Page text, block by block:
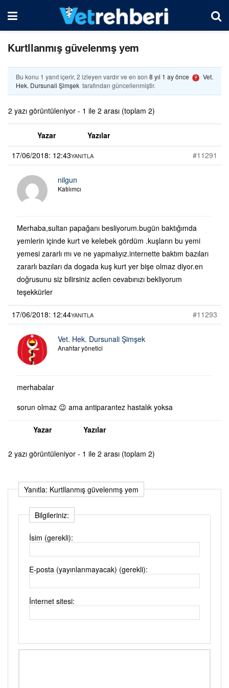
Kurtllanmış güvelenmş yem
Bu konu 1 yanıt içerir, 2 izleyen vardır ve en son 8 yıl 1 ay önce
Vet.
Hek. Dursunali Şimşek tarafından güncellenmiştir.
2 yazı görüntüleniyor - 1 ile 2 arası (toplam 2)
Yazar
Yazılar
17/06/2018: 12:43
#11291
YANITLA
nilgun
Katılımcı
Merhaba,sultan papağanı besliyorum.bugün baktığımda
yemlerin içinde kurt ve kelebek gördüm .kuşların bu yemi
yemesi zararlı mı ve ne yapmalıyız.internette baktım bazıları
zararlı bazıları da dogada kuş kurt yer bişe olmaz diyor.en
doğrusunu siz bilirsiniz acilen cevabınızı bekliyorum
teşekkürler
17/06/2018: 12:44 #11293
YANITLA
Vet. Hek. Dursunali Şimşek
Anahtar yönetici
merhabalar
sorun olmaz 😉 ama antiparantez hastalık yoksa
Yazar Yazılar
2 yazı görüntüleniyor - 1 ile 2 arası (toplam 2)
Yanıtla: Kurtllanmış güvelenmş yem
Bilgileriniz:
İsim (gerekli):
E-posta (yayınlanmayacak) (gerekli):
İnternet sitesi: